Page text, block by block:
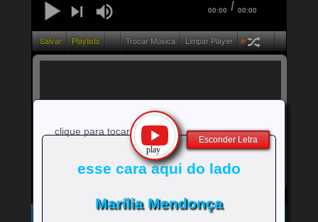
esse cara aqui do lado
Marília Mendonça
clique para tocar
Esconder Letra
00:00 / 00:00
Salvar Playlists Trocar Música Limpar Player
Exibe
para ver a letra!